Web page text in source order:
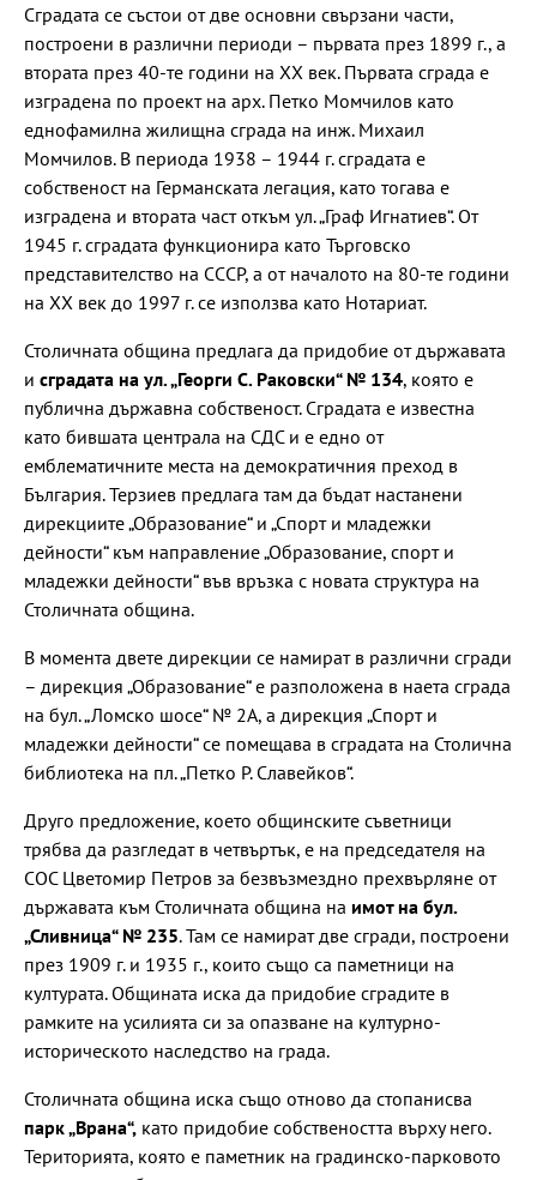
Сградата се състои от две основни свързани части,
построени в различни периоди – първата през 1899 г., а
втората през 40-те години на ХХ век. Първата сграда е
изградена по проект на арх. Петко Момчилов като
еднофамилна жилищна сграда на инж. Михаил
Момчилов. В периода 1938 – 1944 г. сградата е
собственост на Германската легация, като тогава е
изградена и втората част откъм ул. „Граф Игнатиев“. От
1945 г. сградата функционира като Търговско
представителство на СССР, а от началото на 80-те години
на ХХ век до 1997 г. се използва като Нотариат.
Столичната община предлага да придобие от държавата
и сградата на ул. „Георги С. Раковски“ № 134, която е
публична държавна собственост. Сградата е известна
като бившата централа на СДС и е едно от
емблематичните места на демократичния преход в
България. Терзиев предлага там да бъдат настанени
дирекциите „Образование“ и „Спорт и младежки
дейности“ към направление „Образование, спорт и
младежки дейности“ във връзка с новата структура на
Столичната община.
В момента двете дирекции се намират в различни сгради
– дирекция „Образование“ е разположена в наета сграда
на бул. „Ломско шосе“ № 2А, а дирекция „Спорт и
младежки дейности“ се помещава в сградата на Столична
библиотека на пл. „Петко Р. Славейков“.
Друго предложение, което общинските съветници
трябва да разгледат в четвъртък, е на председателя на
СОС Цветомир Петров за безвъзмездно прехвърляне от
държавата към Столичната община на имот на бул.
„Сливница“ № 235. Там се намират две сгради, построени
през 1909 г. и 1935 г., които също са паметници на
културата. Общината иска да придобие сградите в
рамките на усилията си за опазване на културно-
историческото наследство на града.
Столичната община иска също отново да стопанисва
парк „Врана“, като придобие собствеността върху него.
Територията, която е паметник на градинско-парковото